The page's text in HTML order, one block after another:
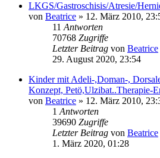
LKGS/Gastroschisis/Atresie/
von Beatrice » 12. März 2010,
11 Antworten
70768 Zugriffe
Letzter Beitrag von Beatrice
29. August 2020, 23:54
Kinder mit Adeli-,Doman-,
Konzept, Petö,Ulzibat..Therapie-
von Beatrice » 12. März 2010,
1 Antworten
39690 Zugriffe
Letzter Beitrag von Beatrice
1. März 2020, 01:28